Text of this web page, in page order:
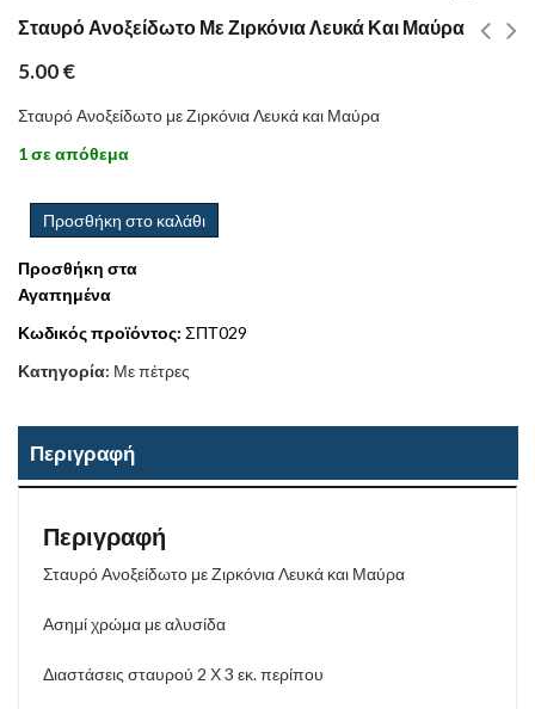
Σταυρό Ανοξείδωτο Με Ζιρκόνια Λευκά Και Μαύρα
5.00€
Σταυρό Ανοξείδωτο με Ζιρκόνια Λευκά και Μαύρα
1 σε απόθεμα
Προσθήκη στο καλάθι
Προσθήκη στα
Αγαπημένα
Κωδικός προϊόντος: ΣΠΤ029
Κατηγορία: Με πέτρες
Περιγραφή
Περιγραφή
Σταυρό Ανοξείδωτο με Ζιρκόνια Λευκά και Μαύρα
Ασημί χρώμα με αλυσίδα
Διαστάσεις σταυρού 2 Χ 3 εκ. περίπου